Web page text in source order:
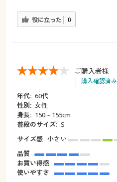
役に立った 0
ご購入者様
購入確認済み
年代: 60代
性別: 女性
身長: 150～155cm
普段のサイズ: S
サイズ感 小さい
品質
お買い得感
使いやすさ